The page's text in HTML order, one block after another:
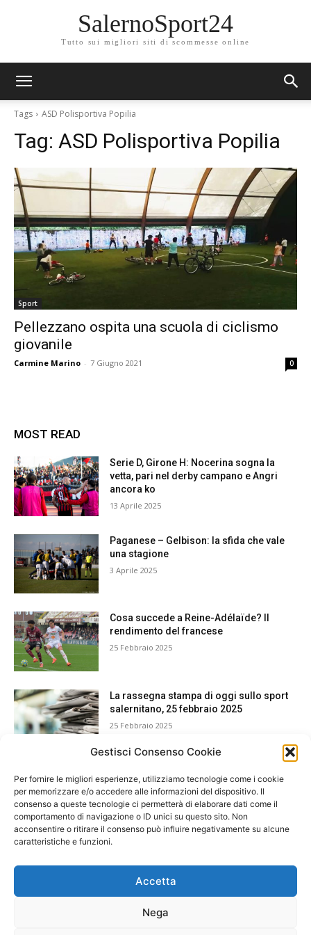
Gestisci Consenso Cookie
Per fornire le migliori esperienze, utilizziamo tecnologie come i cookie
per memorizzare e/o accedere alle informazioni del dispositivo. Il
consenso a queste tecnologie ci permetterà di elaborare dati come il
comportamento di navigazione o ID unici su questo sito. Non
acconsentire o ritirare il consenso può influire negativamente su alcune
caratteristiche e funzioni.
Accetta
Nega
SalernoSport24
Tutto sui migliori siti di scommesse online
Tags ASD Polisportiva Popilia
Tag: ASD Polisportiva Popilia
Sport
Pellezzano ospita una scuola di ciclismo
giovanile
Carmine Marino - 7 Giugno 2021 0
MOST READ
Serie D, Girone H: Nocerina sogna la
vetta, pari nel derby campano e Angri
ancora ko
13 Aprile 2025
Paganese – Gelbison: la sfida che vale
una stagione
3 Aprile 2025
Cosa succede a Reine-Adélaïde? Il
rendimento del francese
25 Febbraio 2025
La rassegna stampa di oggi sullo sport
salernitano, 25 febbraio 2025
25 Febbraio 2025